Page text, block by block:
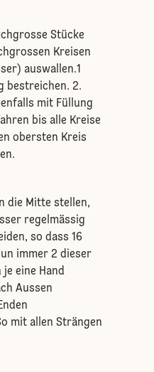
Stücke
Kreisen
auswallen.1
bestreichen. 2.
mit Füllung
bis alle Kreise
obersten Kreis
die Mitte stellen,
regelmässig
so dass 16
immer 2 dieser
eine Hand
Aussen
mit allen Strängen